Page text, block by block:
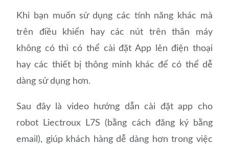
Khi bạn muốn sử dụng các tính năng khác mà
trên điều khiển hay các nút trên thân máy
không có thì có thể cài đặt App lên điện thoại
hay các thiết bị thông minh khác để có thể dễ
dàng sử dụng hơn.
Sau đây là video hướng dẫn cài đặt app cho
robot Liectroux L7S (bằng cách đăng ký bằng
email), giúp khách hàng dễ dàng hơn trong việc